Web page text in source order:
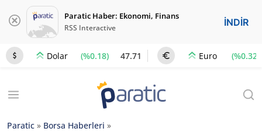
Paratic Haber: Ekonomi, Finans
RSS Interactive İNDİR
Dolar (%0.18) 47.71 Euro (%0.32)
Paratic » Borsa Haberleri »